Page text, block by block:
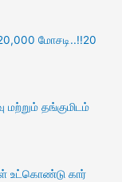
மோசடி..!!20
மற்றும் தங்குமிடம்
உட்கொண்டு கார்